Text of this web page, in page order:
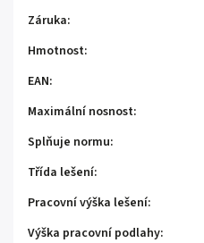
Záruka:
Hmotnost:
EAN:
Maximální nosnost:
Splňuje normu:
Třída lešení:
Pracovní výška lešení:
Výška pracovní podlahy: